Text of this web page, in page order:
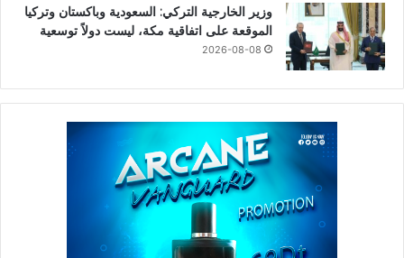
وزير الخارجية التركي: السعودية وباكستان وتركيا
الموقعة على اتفاقية مكة، ليست دولاً توسعية
2026-08-08